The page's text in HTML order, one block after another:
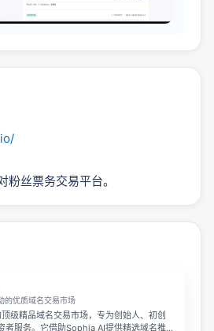
粉丝票务交易平台。
的优质域名交易市场
级精品域名交易市场，专为创始人、初创
者服务。它借助Sophia AI提供精选域名推